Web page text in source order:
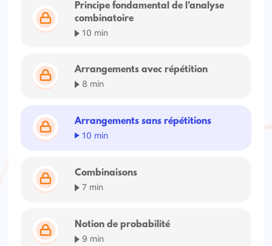
Principe fondamental de l’analyse
combinatoire
10 min
Arrangements avec répétition
8 min
Arrangements sans répétitions
10 min
Combinaisons
7 min
Notion de probabilité
9 min